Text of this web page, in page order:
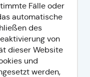
Fälle oder
automatische
des
von
dieser Website
und
werden,